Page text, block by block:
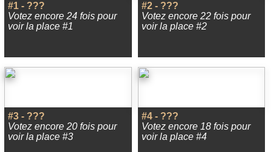
#1 - ???
Votez encore 24 fois pour
voir la place #1
#2 - ???
Votez encore 22 fois pour
voir la place #2
#3 - ???
Votez encore 20 fois pour
voir la place #3
#4 - ???
Votez encore 18 fois pour
voir la place #4